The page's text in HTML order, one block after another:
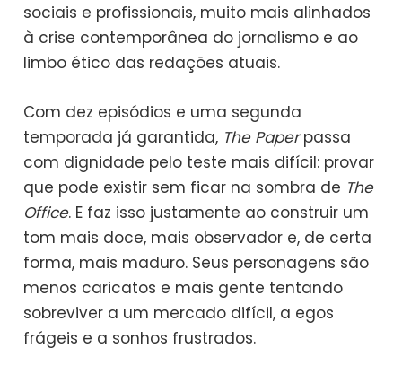
sociais e profissionais, muito mais alinhados
à crise contemporânea do jornalismo e ao
limbo ético das redações atuais.
Com dez episódios e uma segunda
temporada já garantida, The Paperpassa
com dignidade pelo teste mais difícil: provar
que pode existir sem ficar na sombra de The
Office. E faz isso justamente ao construir um
tom mais doce, mais observador e, de certa
forma, mais maduro. Seus personagens são
menos caricatos e mais gente tentando
sobreviver a um mercado difícil, a egos
frágeis e a sonhos frustrados.